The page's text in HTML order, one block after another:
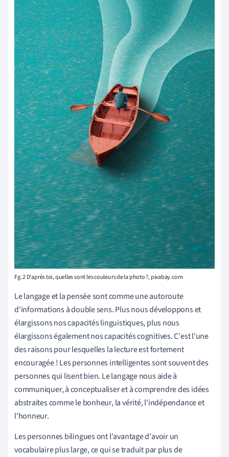
Fg. 2 D'après toi, quelles sont les couleurs de la photo ?, pixabay.com
Le langage et la pensée sont comme une autoroute
d'informations à double sens. Plus nous développons et
élargissons nos capacités linguistiques, plus nous
élargissons également nos capacités cognitives. C'est l'une
des raisons pour lesquelles la lecture est fortement
encouragée ! Les personnes intelligentes sont souvent des
personnes qui lisent bien. Le langage nous aide à
communiquer, à conceptualiser et à comprendre des idées
abstraites comme le bonheur, la vérité, l'indépendance et
l'honneur.
Les personnes bilingues ont l'avantage d'avoir un
vocabulaire plus large, ce qui se traduit par plus de